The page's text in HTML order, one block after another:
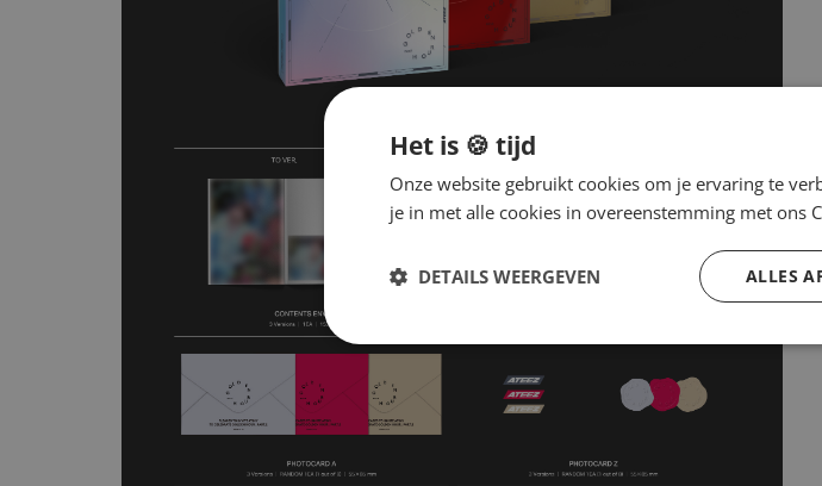
Het is 🍪 tijd
Onze website gebruikt cookies om je ervaring te
je in met alle cookies in overeenstemming met ons
ALLES
DETAILS WEERGEVEN